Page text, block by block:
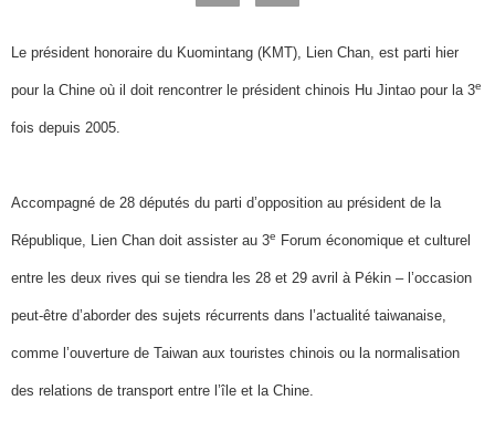
Le président honoraire du Kuomintang (KMT), Lien Chan, est parti hier
pour la Chine où il doit rencontrer le président chinois Hu Jintao pour la 3e
fois depuis 2005.
Accompagné de 28 députés du parti d’opposition au président de la
République, Lien Chan doit assister au 3e Forum économique et culturel
entre les deux rives qui se tiendra les 28 et 29 avril à Pékin – l’occasion
peut-être d’aborder des sujets récurrents dans l’actualité taiwanaise,
comme l’ouverture de Taiwan aux touristes chinois ou la normalisation
des relations de transport entre l’île et la Chine.